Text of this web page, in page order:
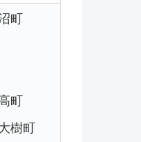
町
町
樹町